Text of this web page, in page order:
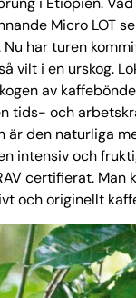
Micro LOT
har turen
vilt i en urskog.
av
tids- och
är den naturliga
intensiv och
certifierat.
och originellt